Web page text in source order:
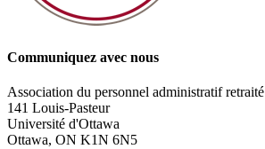
Communiquez avec nous
Association du personnel administratif retraité
141 Louis-Pasteur
Université d'Ottawa
Ottawa, ON K1N 6N5